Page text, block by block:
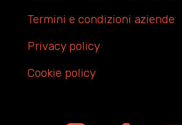
Termini e condizioni aziende
Privacy policy
Cookie policy